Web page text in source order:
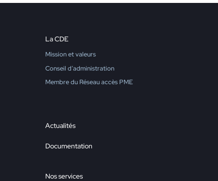
La CDE
Mission et valeurs
Conseil d’administration
Membre du Réseau accès PME
Actualités
Documentation
Nos services